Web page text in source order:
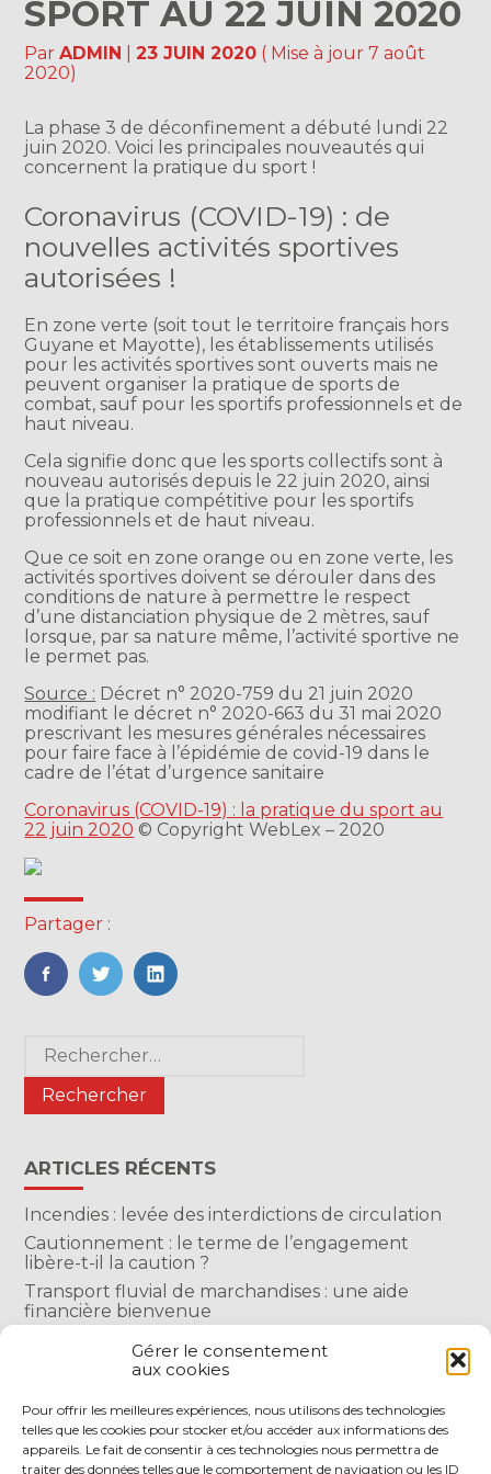
Gérer le consentement
aux cookies
Pour offrir les meilleures expériences, nous utilisons des technologies
telles que les cookies pour stocker et/ou accéder aux informations des
appareils. Le fait de consentir à ces technologies nous permettra de
traiter des données telles que le comportement de navigation ou les ID
SPORT AU 22 JUIN 2020
ParADMIN |23 JUIN 2020 ( Mise à jour 7 août
2020)
La phase 3 de déconfinement a débuté lundi 22
juin 2020. Voici les principales nouveautés qui
concernent la pratique du sport !
Coronavirus (COVID-19) : de
nouvelles activités sportives
autorisées !
En zone verte (soit tout le territoire français hors
Guyane et Mayotte), les établissements utilisés
pour les activités sportives sont ouverts mais ne
peuvent organiser la pratique de sports de
combat, sauf pour les sportifs professionnels et de
haut niveau.
Cela signifie donc que les sports collectifs sont à
nouveau autorisés depuis le 22 juin 2020, ainsi
que la pratique compétitive pour les sportifs
professionnels et de haut niveau.
Que ce soit en zone orange ou en zone verte, les
activités sportives doivent se dérouler dans des
conditions de nature à permettre le respect
d’une distanciation physique de 2 mètres, sauf
lorsque, par sa nature même, l’activité sportive ne
le permet pas.
Source : Décret n° 2020-759 du 21 juin 2020
modifiant le décret n° 2020-663 du 31 mai 2020
prescrivant les mesures générales nécessaires
pour faire face à l’épidémie de covid-19 dans le
cadre de l’état d’urgence sanitaire
Coronavirus (COVID-19) : la pratique du sport au
22 juin 2020 © Copyright WebLex – 2020
Partager :
FaceBook
TwitterLinkedIn
Blog
sidebar
Rechercher :
ARTICLES RÉCENTS
Incendies : levée des interdictions de circulation
Cautionnement : le terme de l’engagement
libère-t-il la caution ?
Transport fluvial de marchandises : une aide
financière bienvenue
comptent-elles ?
COMMENTAIRES RÉCENTS